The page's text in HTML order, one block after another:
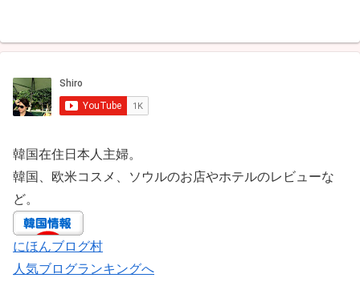
韓国在住日本人主婦。
韓国、欧米コスメ、ソウルのお店やホテルのレビューな
ど。
にほんブログ村
人気ブログランキングへ